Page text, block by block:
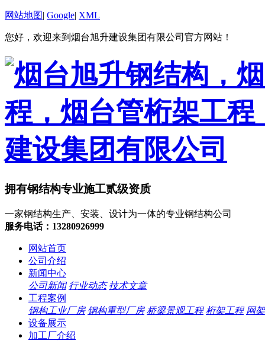
网站地图| Google| XML
您好，欢迎来到烟台旭升建设集团有限公司官方网站！
拥有钢结构专业施工贰级资质
一家钢结构生产、安装、设计为一体的专业钢结构公司
服务电话：13280926999
网站首页
公司介绍
新闻中心
公司新闻 行业动态 技术文章
工程案例
钢构工业厂房 钢构重型厂房 桥梁景观工程 桁架工程 网
设备展示
加工厂介绍